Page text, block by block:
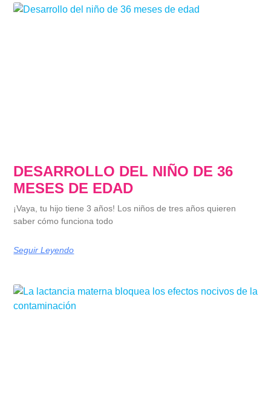
DESARROLLO DEL NIÑO DE 36
MESES DE EDAD
¡Vaya, tu hijo tiene 3 años! Los niños de tres años quieren
saber cómo funciona todo
Seguir Leyendo